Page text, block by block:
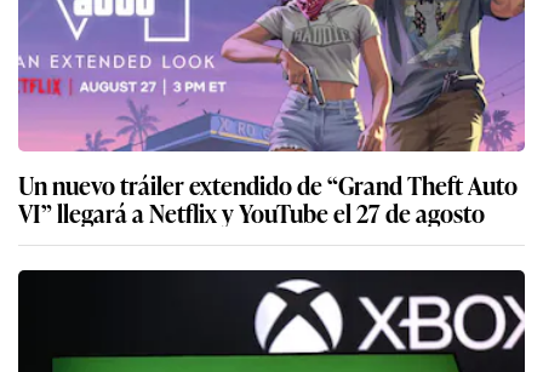
Un nuevo tráiler extendido de “Grand Theft Auto
VI” llegará a Netflix y YouTube el 27 de agosto